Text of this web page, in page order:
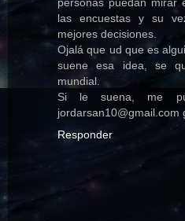
personas puedan mirar
las encuestas y su
mejores decisiones.
Ojalá que ud que es
suene esa idea, se
mundial.
Si le suena, me
jordarsan10@gmail.com
Responder